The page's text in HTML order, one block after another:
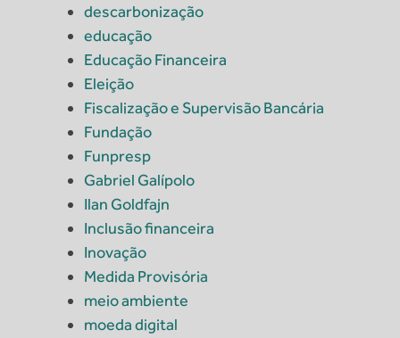
descarbonização
educação
Educação Financeira
Eleição
Fiscalização e Supervisão Bancária
Fundação
Funpresp
Gabriel Galípolo
Ilan Goldfajn
Inclusão financeira
Inovação
Medida Provisória
meio ambiente
moeda digital